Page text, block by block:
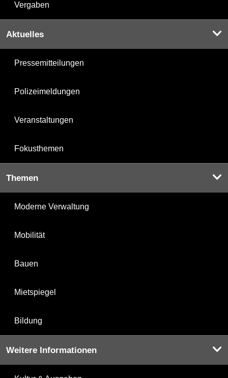
Vergaben
Aktuelles
Pressemitteilungen
Polizeimeldungen
Veranstaltungen
Fokusthemen
Themen
Moderne Verwaltung
Mobilität
Bauen
Mietspiegel
Bildung
Weitere Informationen